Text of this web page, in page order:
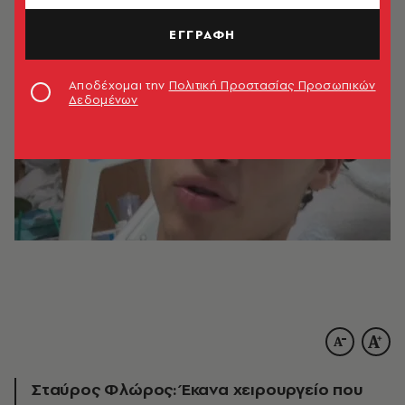
Σταύρος Φλώρος: Έκανα χειρουργείο που
ΕΓΓΡΑΦΗ
Αποδέχομαι την Πολιτική Προστασίας Προσωπικών
Δεδομένων